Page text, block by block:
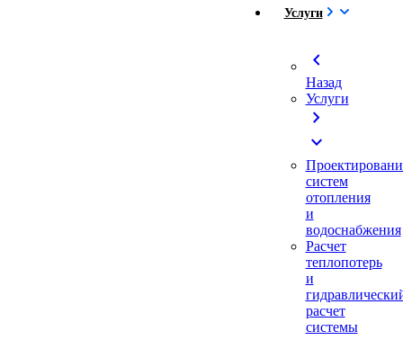
Услуги
chevron_left
Назад
Услуги
chevron_right
expand_more
систем
отопления
и
водоснабжения
Расчет
теплопотерь
и
расчет
системы